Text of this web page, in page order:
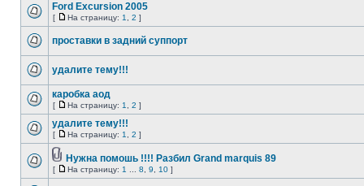
Ford Excursion 2005
[ На страницу: 1 2 ]
проставки в задний суппорт
удалите тему!!!
каробка аод
[ На страницу: 1 2 ]
удалите тему!!!
[ На страницу: 1 2 ]
Нужна помошь !!!! Разбил Grand marquis 89
[ На страницу: 1 8 9 10 ]